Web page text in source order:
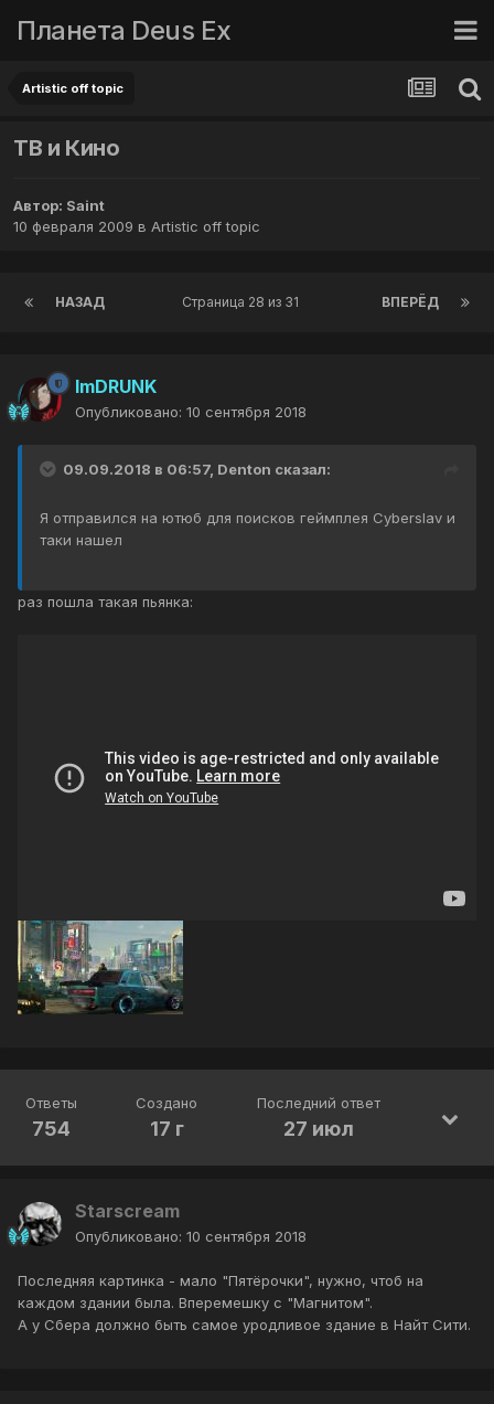
Планета Deus Ex
Artistic off topic
ТВ и Кино
Автор: Saint
10 февраля 2009 в Artistic off topic
НАЗАД ВПЕРЁД
Страница 28 из 31
ImDRUNK
Опубликовано: 10 сентября 2018
09.09.2018 в 06:57, Denton сказал:
Я отправился на ютюб для поисков геймплея Cyberslav и
таки нашел
раз пошла такая пьянка:
Ответы
754
Создано
17 г
Последний ответ
27 июл
Starscream
Опубликовано: 10 сентября 2018
Последняя картинка - мало "Пятёрочки", нужно, чтоб на
каждом здании была. Вперемешку с "Магнитом".
А у Сбера должно быть самое уродливое здание в Найт Сити.